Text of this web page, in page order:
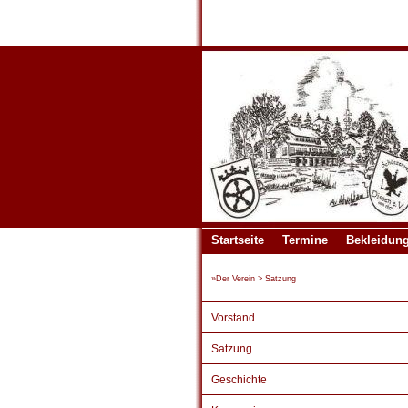
Startseite Termine Bekleidung
»Der Verein > Satzung
Vorstand
Satzung
Geschichte